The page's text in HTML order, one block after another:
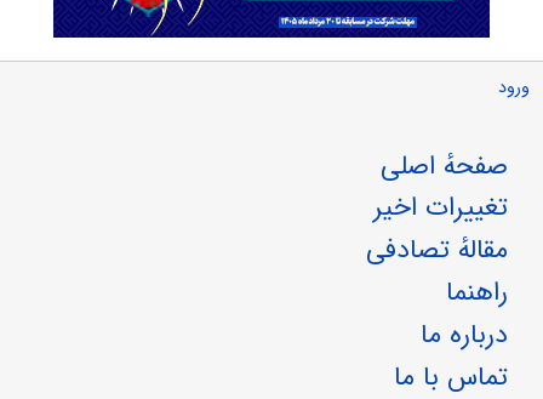
ورود
صفحهٔ اصلی
تغییرات اخیر
مقالهٔ تصادفی
راهنما
درباره ما
تماس با ما